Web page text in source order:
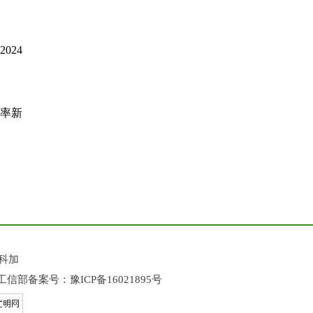
新
加
信部备案号： 豫ICP备16021895号